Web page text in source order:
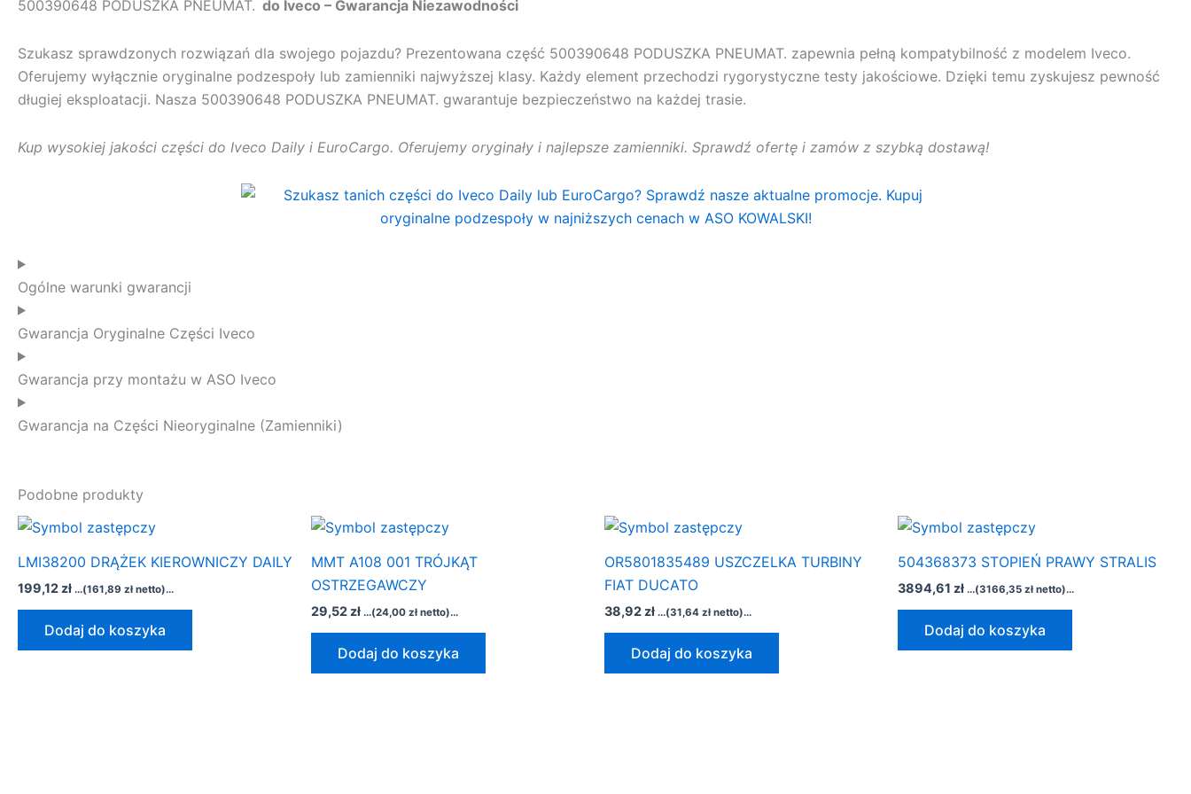
500390648 PODUSZKA PNEUMAT. do Iveco – Gwarancja Niezawodności
Szukasz sprawdzonych rozwiązań dla swojego pojazdu? Prezentowana część 500390648 PODUSZKA PNEUMAT. zapewnia pełną kompatybilność z modelem Iveco.
Oferujemy wyłącznie oryginalne podzespoły lub zamienniki najwyższej klasy. Każdy element przechodzi rygorystyczne testy jakościowe. Dzięki temu zyskujesz pewność
długiej eksploatacji. Nasza 500390648 PODUSZKA PNEUMAT. gwarantuje bezpieczeństwo na każdej trasie.
Kup wysokiej jakości części do Iveco Daily i EuroCargo. Oferujemy oryginały i najlepsze zamienniki. Sprawdź ofertę i zamów z szybką dostawą!
Ogólne warunki gwarancji
Gwarancja Oryginalne Części Iveco
Gwarancja przy montażu w ASO Iveco
Gwarancja na Części Nieoryginalne (Zamienniki)
Podobne produkty
LMI38200 DRĄŻEK KIEROWNICZY DAILY
199,12 zł ...(161,89 zł netto)...
Dodaj do koszyka
MMT A108 001 TRÓJKĄT
OSTRZEGAWCZY
29,52 zł ...(24,00 zł netto)...
Dodaj do koszyka
OR5801835489 USZCZELKA TURBINY
FIAT DUCATO
38,92 zł ...(31,64 zł netto)...
Dodaj do koszyka
504368373 STOPIEŃ PRAWY STRALIS
3894,61 zł ...(3166,35 zł netto)...
Dodaj do koszyka